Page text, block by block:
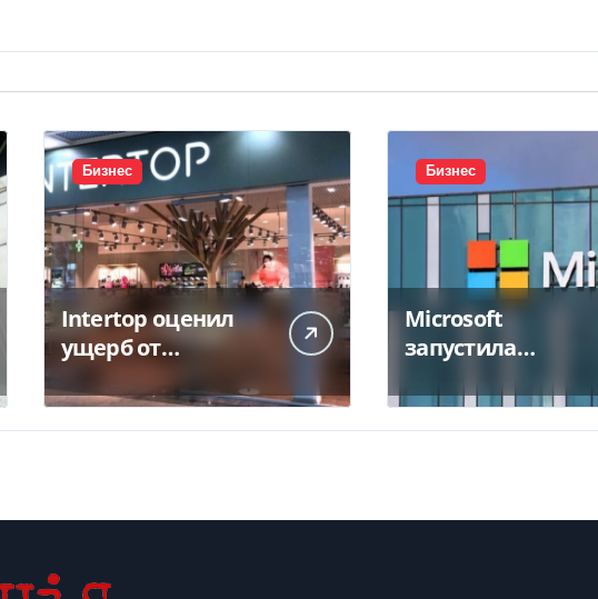
Бизнес
Intertop оценил
ущерб от
склада в 450 млн
грн
Бизнес
Microsoft
запустила
центр в Индии за
$20,5 миллиарда